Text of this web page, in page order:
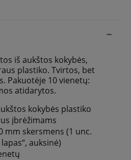
iš aukštos kokybės,
plastiko. Tvirtos, bet
Pakuotėje 10 vienetų:
atidarytos.
kokybės plastiko
įbrėžimams
mm skersmens (1 unc.
auksinė)